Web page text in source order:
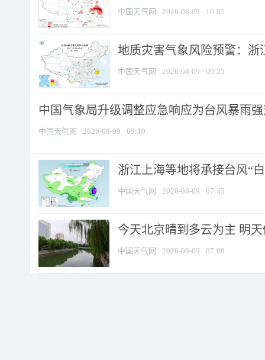
中国天气网 2026-08-09 10:05
地质灾害气象风险预警：浙
中国天气网 2026-08-09 09:25
中国气象局升级调整应急响应为台风暴雨
中国天气网 2026-08-09 09:10
浙江上海等地将承接台风“
中国天气网 2026-08-09 07:45
今天北京晴到多云为主 明
中国天气网 2026-08-09 07:08